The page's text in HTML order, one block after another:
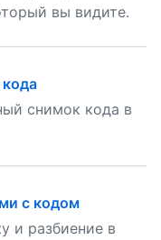
вы видите.
снимок кода в
с кодом
и разбиение в